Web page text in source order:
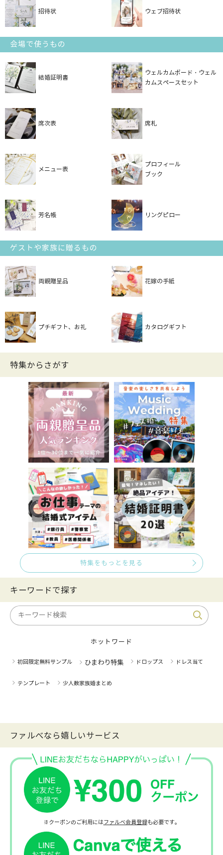
招待状 ウェブ招待状
会場で使うもの
結婚証明書
ウェルカムボード・ウェル
カムスペースセット
席次表 席札
メニュー表
プロフィール
ブック
芳名帳 リングピロー
ゲストや家族に贈るもの
両親贈呈品 花嫁の手紙
プチギフト、お礼 カタログギフト
特集からさがす
特集をもっとを見る
キーワードで探す
ホットワード
初回限定無料サンプル ひまわり特集 ドロップス ドレス当て
テンプレート 少人数家族婚まとめ
ファルべなら嬉しいサービス
※クーポンのご利用にはファルベ会員登録も必要です。